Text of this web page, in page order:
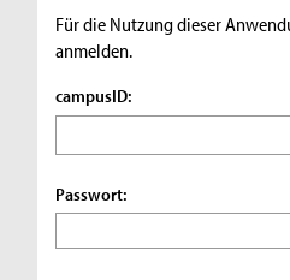
Für die Nutzung dieser
anmelden.
campusID:
Passwort: